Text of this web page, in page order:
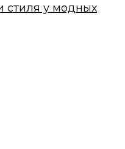
стиля у модных